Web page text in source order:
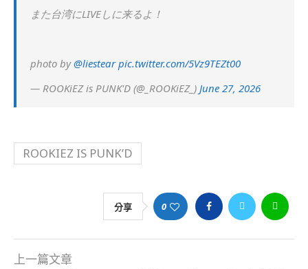
また台湾にLIVEしに来るよ！
photo by@liestear pic.twitter.com/5Vz9TEZt00
— ROOKiEZ is PUNK'D (@_ROOKiEZ_) June 27, 2026
ROOKIEZ IS PUNK’D
分享 0
上一篇文章